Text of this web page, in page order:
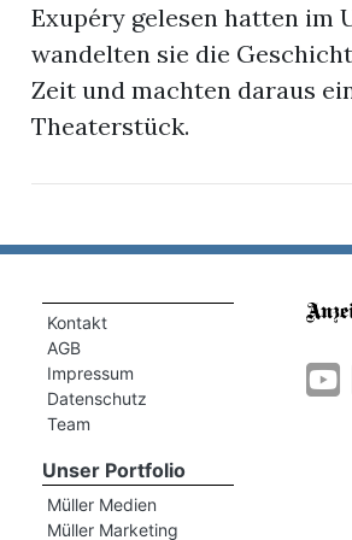
Exupéry gelesen hatten im
wandelten sie die
Zeit und machten daraus
Theaterstück.
Kontakt
AGB
Impressum
Datenschutz
Team
Unser Portfolio
Müller Medien
Müller Marketing